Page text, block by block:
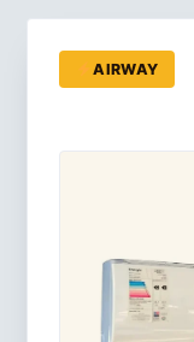
AIRWAY